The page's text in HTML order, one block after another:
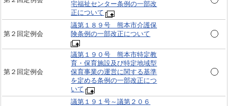
宅福祉センター条例の一部改
正について
第２回定例会
議第１８９号 熊本市介護保
険条例の一部改正について
第２回定例会
議第１９０号 熊本市特定教
育・保育施設及び特定地域型
保育事業の運営に関する基準
を定める条例の一部改正につ
いて
議第１９１号～議第２０６